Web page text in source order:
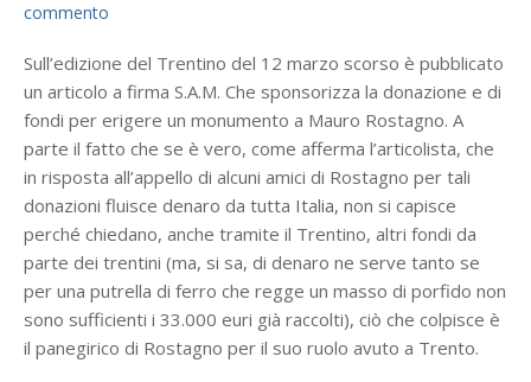
commento
Sull’edizione del Trentino del 12 marzo scorso è pubblicato
un articolo a firma S.A.M. Che sponsorizza la donazione e di
fondi per erigere un monumento a Mauro Rostagno. A
parte il fatto che se è vero, come afferma l’articolista, che
in risposta all’appello di alcuni amici di Rostagno per tali
donazioni fluisce denaro da tutta Italia, non si capisce
perché chiedano, anche tramite il Trentino, altri fondi da
parte dei trentini (ma, si sa, di denaro ne serve tanto se
per una putrella di ferro che regge un masso di porfido non
sono sufficienti i 33.000 euri già raccolti), ciò che colpisce è
il panegirico di Rostagno per il suo ruolo avuto a Trento.